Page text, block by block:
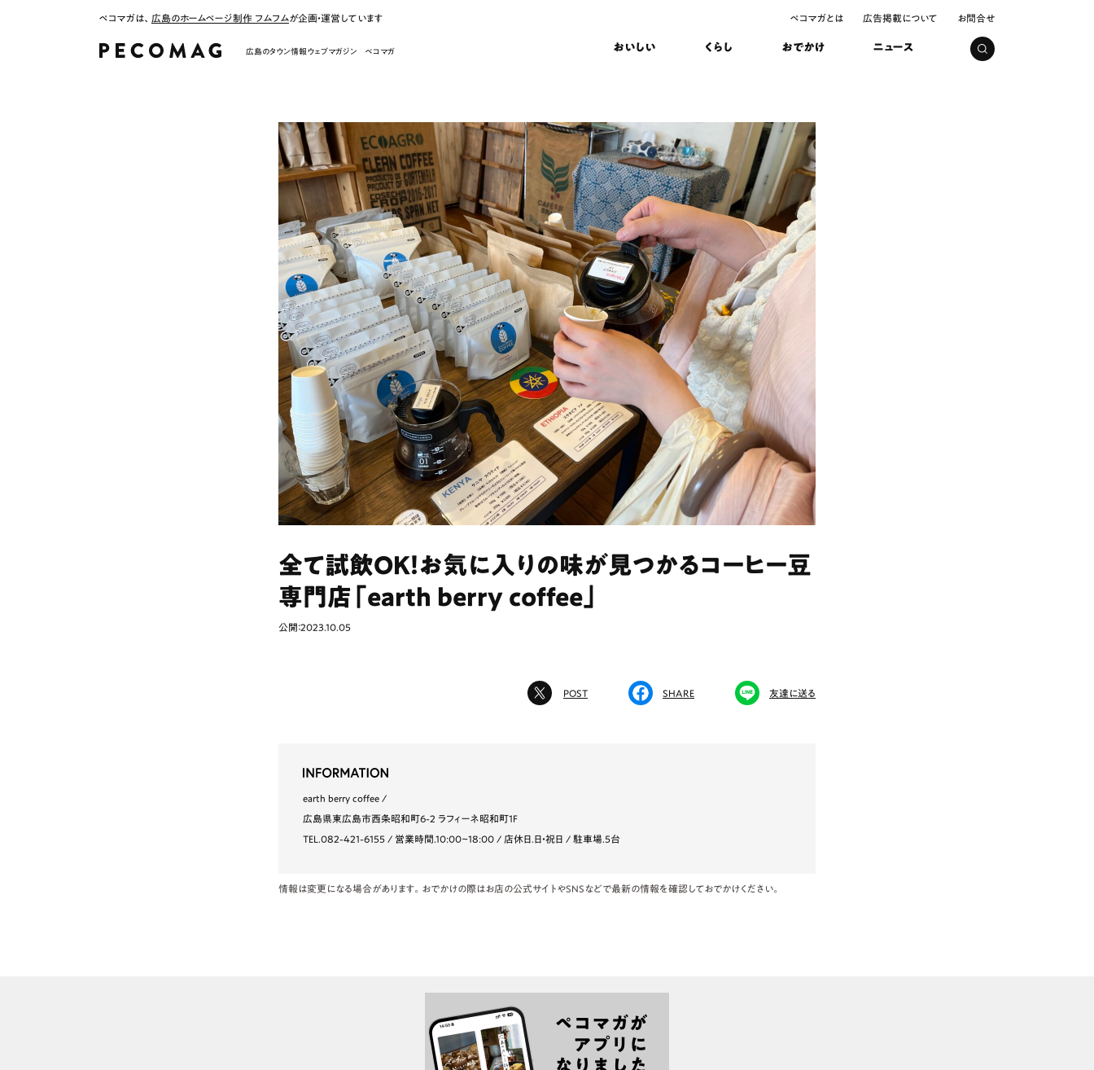
ペコマガは、 広島のホームページ制作 フムフムが企画・運営しています ペコマガとは 広告掲載について お問合せ
広島のタウン情報ウェブマガジン ペコマガ おいしい くらし おでかけ ニュース
全て試飲OK！お気に入りの味が見つかるコーヒー豆
専門店「earth berry coffee」
公開：2023.10.05
POST SHARE 友達に送る
earth berry coffee
広島県東広島市西条昭和町6-2 ラフィーネ昭和町1F
TEL.082-421-6155 営業時間.10:00~18:00 店休日.日・祝日 駐車場.5台
情報は変更になる場合があります。おでかけの際はお店の公式サイトやSNSなどで最新の情報を確認しておでかけください。